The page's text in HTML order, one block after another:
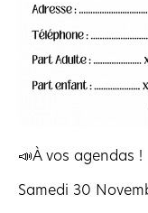
📣À vos agendas !
Samedi 30